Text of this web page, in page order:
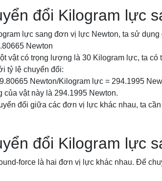
đổi Kilogram lực
lực sang đơn vị lực Newton, ta sử dụng
Newton
vật có trọng lượng là 30 Kilogram lực, ta
tỷ lệ chuyển đổi:
Newton/Kilogram lực = 294.1995
của vật này là 294.1995 Newton.
đổi giữa các đơn vị lực khác nhau, ta
đổi Kilogram lực
force là hai đơn vị lực khác nhau. Để